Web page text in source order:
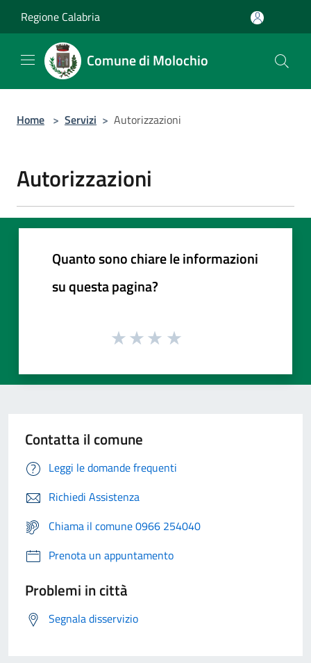
Regione Calabria
Comune di Molochio
Home > Servizi > Autorizzazioni
Autorizzazioni
Quanto sono chiare le informazioni
su questa pagina?
Contatta il comune
Leggi le domande frequenti
Richiedi Assistenza
Chiama il comune 0966 254040
Prenota un appuntamento
Problemi in città
Segnala disservizio